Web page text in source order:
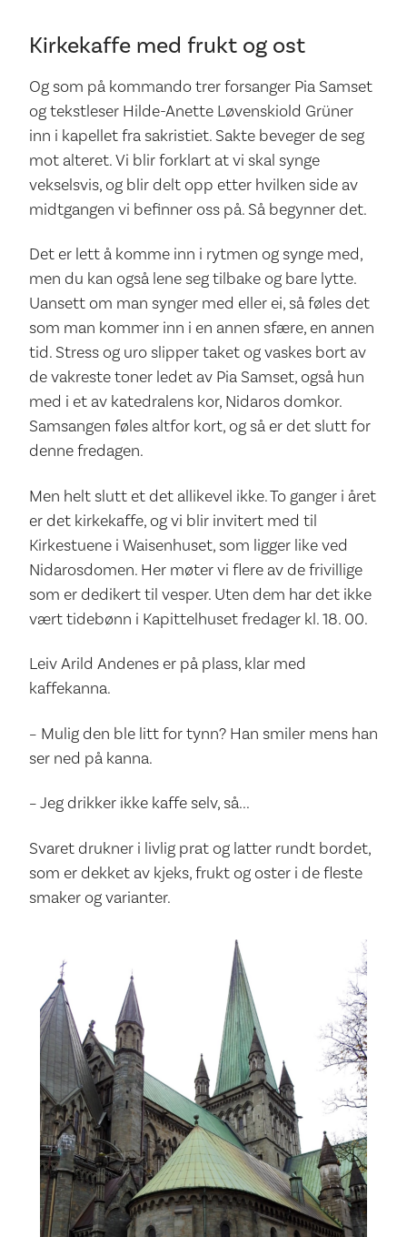
Kirkekaffe med frukt og ost
Og som på kommando trer forsanger Pia Samset
og tekstleser Hilde-Anette Løvenskiold Grüner
inn i kapellet fra sakristiet. Sakte beveger de seg
mot alteret. Vi blir forklart at vi skal synge
vekselsvis, og blir delt opp etter hvilken side av
midtgangen vi befinner oss på. Så begynner det.
Det er lett å komme inn i rytmen og synge med,
men du kan også lene seg tilbake og bare lytte.
Uansett om man synger med eller ei, så føles det
som man kommer inn i en annen sfære, en annen
tid. Stress og uro slipper taket og vaskes bort av
de vakreste toner ledet av Pia Samset, også hun
med i et av katedralens kor, Nidaros domkor.
Samsangen føles altfor kort, og så er det slutt for
denne fredagen.
Men helt slutt et det allikevel ikke. To ganger i året
er det kirkekaffe, og vi blir invitert med til
Kirkestuene i Waisenhuset, som ligger like ved
Nidarosdomen. Her møter vi flere av de frivillige
som er dedikert til vesper. Uten dem har det ikke
vært tidebønn i Kapittelhuset fredager kl. 18. 00.
Leiv Arild Andenes er på plass, klar med
kaffekanna.
– Mulig den ble litt for tynn? Han smiler mens han
ser ned på kanna.
– Jeg drikker ikke kaffe selv, så...
Svaret drukner i livlig prat og latter rundt bordet,
som er dekket av kjeks, frukt og oster i de fleste
smaker og varianter.